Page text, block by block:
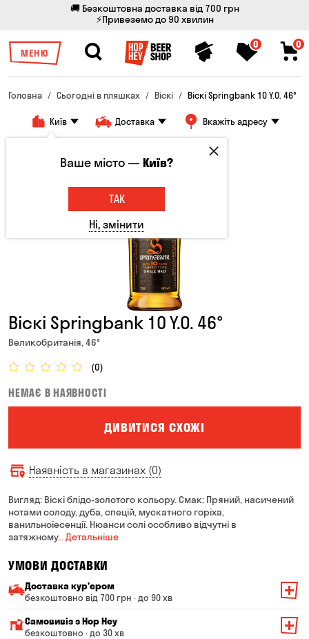
🚚 Безкоштовна доставка від 700 грн
⚡Привеземо до 90 хвилин
МЕНЮ
0 0
Головна Сьогодні в пляшках Віскі Віскі Springbank 10 Y.O. 46°
Київ Доставка Вкажіть адресу
Віскі Springbank 10 Y.O. 46°
Великобританія, 46°
(0)
НЕМАЄ В НАЯВНОСТІ
ДИВИТИСЯ СХОЖІ
Наявність в магазинах (0)
Вигляд: Віскі блідо-золотого кольору. Смак: Пряний, насичений
нотами солоду, дуба, спецій, мускатного горіха,
ванильноїесенції. Нюанси солі особливо відчутні в
затяжному… Детальніше
УМОВИ ДОСТАВКИ
Доставка курʼєром
безкоштовно від 700 грн · до 90 хв
Мінімальна сума всього замовлення — 200 грн
Вартість доставки залежить від суми всього замовлення:
Самовивіз з Hop Hey
безкоштовно · до 30 хв
Ваше місто —Київ?
ТАК
Ні, змінити